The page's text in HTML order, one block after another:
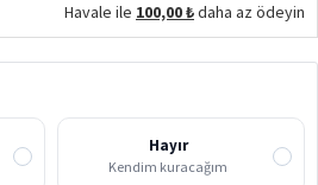
Havale ile 100,00 ₺daha az ödeyin
Hayır
Kendim kuracağım